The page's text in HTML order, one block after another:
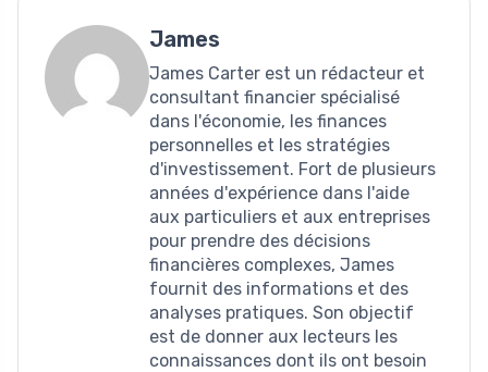
James
James Carter est un rédacteur et
consultant financier spécialisé
dans l'économie, les finances
personnelles et les stratégies
d'investissement. Fort de plusieurs
années d'expérience dans l'aide
aux particuliers et aux entreprises
pour prendre des décisions
financières complexes, James
fournit des informations et des
analyses pratiques. Son objectif
est de donner aux lecteurs les
connaissances dont ils ont besoin